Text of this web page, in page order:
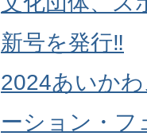
新号を発行‼
2024あいか
ーション・フ